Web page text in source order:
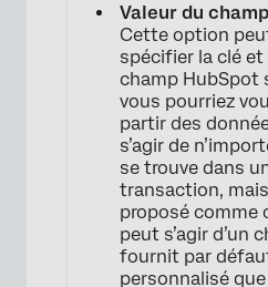
Valeur du
Cette option
spécifier la clé et
champ HubSpot
vous pourriez
partir des
s’agir de
se trouve dans
transaction,
proposé comme
peut s’agir d’un
fournit par
personnalisé